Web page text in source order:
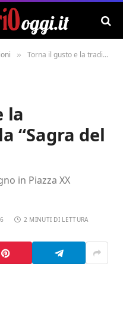
» Torna il gusto e la tradizione con la “Sagra del Fiorone 2026”
la
“Sagra del
in Piazza XX
2 MINUTI DI LETTURA